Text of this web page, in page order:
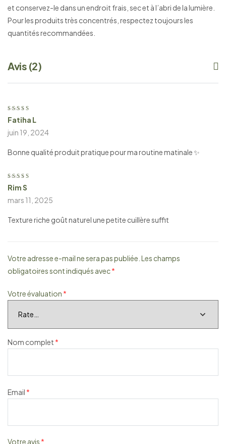
et conservez-le dans un endroit frais, sec et à l’abri de la lumière.
Pour les produits très concentrés, respectez toujours les
quantités recommandées.
Avis (2)
Note5 sur 5
Fatiha L
juin 19, 2024
Bonne qualité produit pratique pour ma routine matinale ✨
Note5 sur 5
Rim S
mars 11, 2025
Texture riche goût naturel une petite cuillère suffit
Votre adresse e-mail ne sera pas publiée. Les champs
obligatoires sont indiqués avec*
Votre évaluation *
Votre avis *
Nom complet *
Email *